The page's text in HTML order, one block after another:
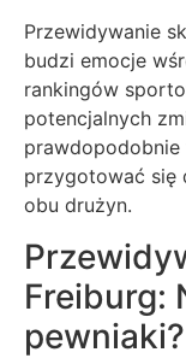
Przewidywanie
budzi emocje
rankingów
potencjalnych
przygotować się
obu drużyn.
Freiburg:
pewniaki?